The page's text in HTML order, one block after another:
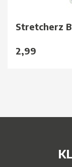
Stretcherz
2,99